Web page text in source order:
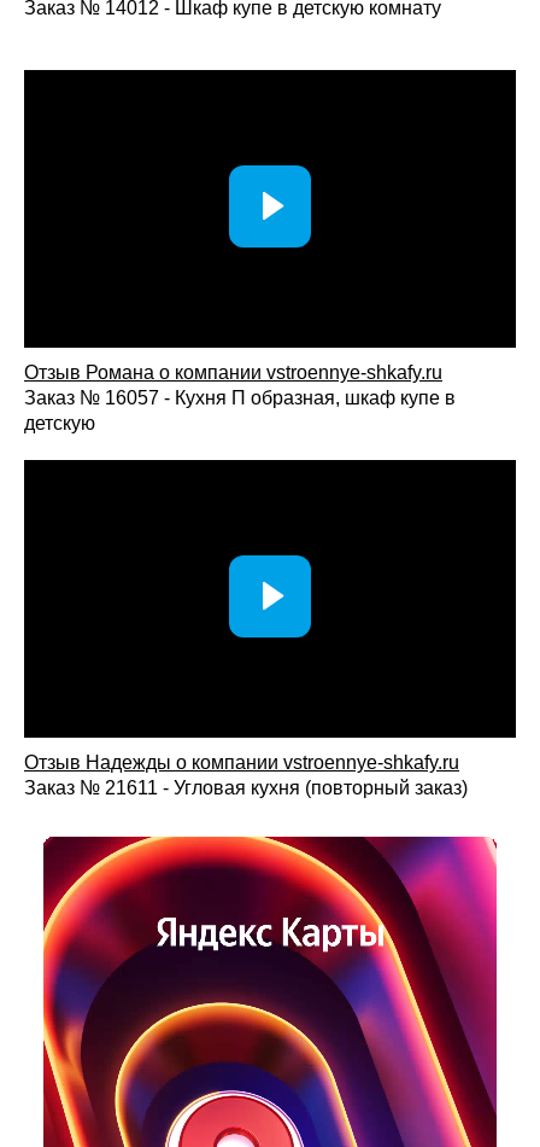
Заказ № 14012 - Шкаф купе в детскую комнату
Отзыв Романа о компании vstroennye-shkafy.ru
Заказ № 16057 - Кухня П образная, шкаф купе в
детскую
Отзыв Надежды о компании vstroennye-shkafy.ru
Заказ № 21611 - Угловая кухня (повторный заказ)